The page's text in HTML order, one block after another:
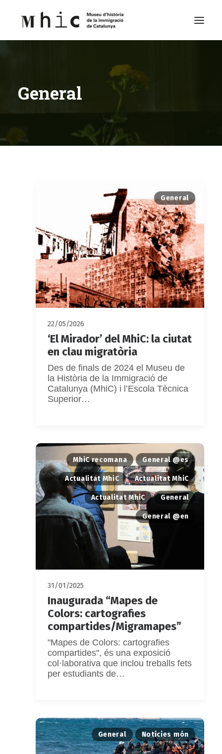
Museu
Visita’ns
Exposicions
Espai Educatiu
General
General
22/05/2026
‘El Mirador’ del MhiC: la ciutat
en clau migratòria
Des de finals de 2024 el Museu de
la Història de la Immigració de
Catalunya (MhiC) i l’Escola Tècnica
Superior…
MhiC recomana General @es
Actualitat MhiC Actualitat MhiC
Actualitat MhiC General
General @en
31/01/2025
Inaugurada “Mapes de
Colors: cartografies
compartides/Migramapes”
"Mapes de Colors: cartografies
compartides", és una exposició
col·laborativa que inclou treballs fets
per estudiants de…
General Notícies món